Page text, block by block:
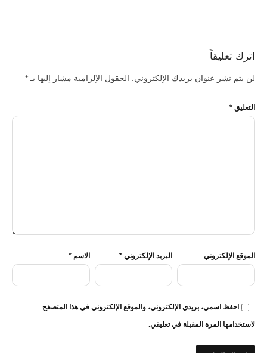
اترك تعليقاً
لن يتم نشر عنوان بريدك الإلكتروني. الحقول الإلزامية مشار إليها بـ *
التعليق *
الاسم* البريد الإلكتروني * الموقع الإلكتروني
احفظ اسمي، بريدي الإلكتروني، والموقع الإلكتروني في هذا المتصفح
لاستخدامها المرة المقبلة في تعليقي.